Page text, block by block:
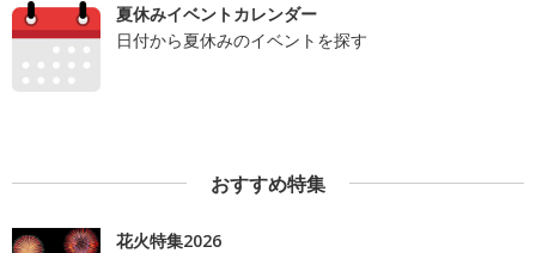
夏休みイベントカレンダー
日付から夏休みのイベントを探す
おすすめ特集
花火特集2026